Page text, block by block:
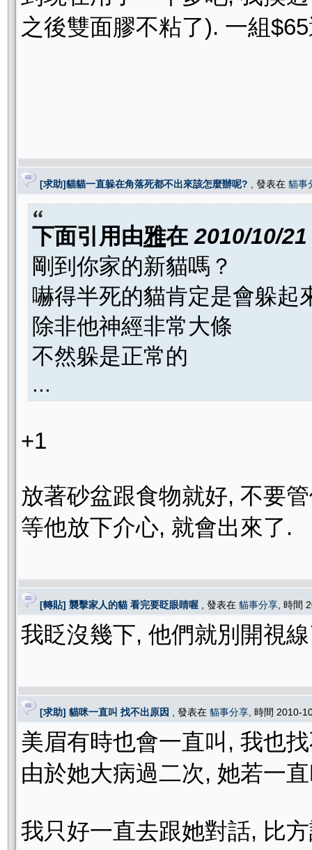
之後雙面膠不粘了). 一組
[求助]貓貓一直躲在角落死都不出來該怎麼辦呢? , 發表在 貓事
下面引用由雅在2010/10/
剛到你家的新貓嗎？
嚇得半死的貓肯定是會躲起
除非他神經非常大條
不然躲是正常的
...
+1
放著砂盆跟食物就好, 不要
等他放下介心, 就會出來了.
[轉貼] 襲擊家人的貓 看完要眨眼睛喔 , 發表在 貓事分享 , 時間
我眨沒幾下, 他們就別開視
[求助] 貓咪一直叫 找不出原因 , 發表在 貓事分享 , 時間 2010-
美眉有時也會一直叫, 我也
由於她大病過二次, 她若一
我只好一直去跟她對話, 比